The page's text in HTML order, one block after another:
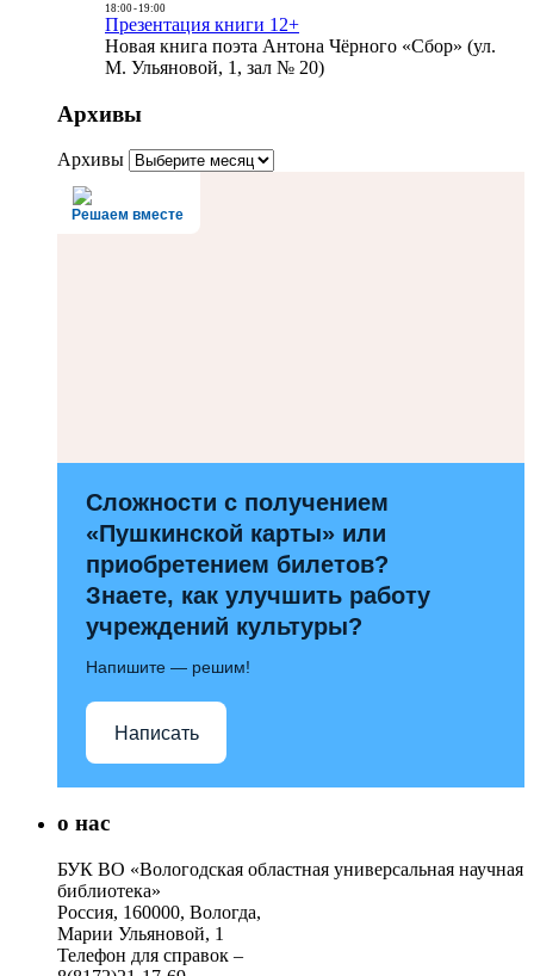
18:00- 19:00
Презентация книги 12+
Новая книга поэта Антона Чёрного «Сбор» (ул.
М. Ульяновой, 1, зал № 20)
Архивы
Архивы
Решаем вместе
Сложности с получением
«Пушкинской карты» или
приобретением билетов?
Знаете, как улучшить работу
учреждений культуры?
Напишите — решим!
Написать
о нас
БУК ВО «Вологодская областная универсальная научная
библиотека»
Россия, 160000, Вологда,
Марии Ульяновой, 1
Телефон для справок –